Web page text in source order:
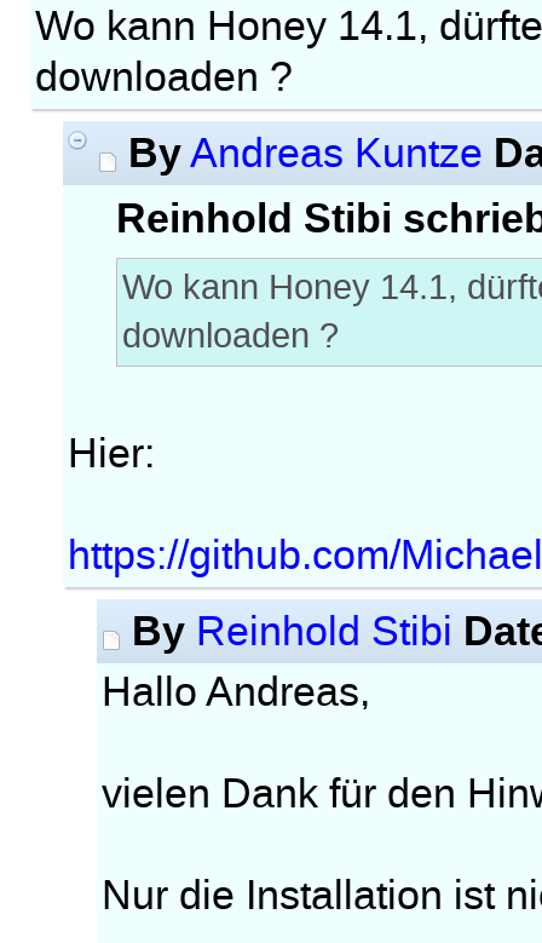
Wo kann Honey 14.1,
downloaden ?
ByAndreas Kuntze
Reinhold Stibi
Wo kann Honey 14.1,
downloaden ?
Hier:
https://github.com/
By Reinhold Stibi
Hallo Andreas,
vielen Dank für den
Nur die Installation ist